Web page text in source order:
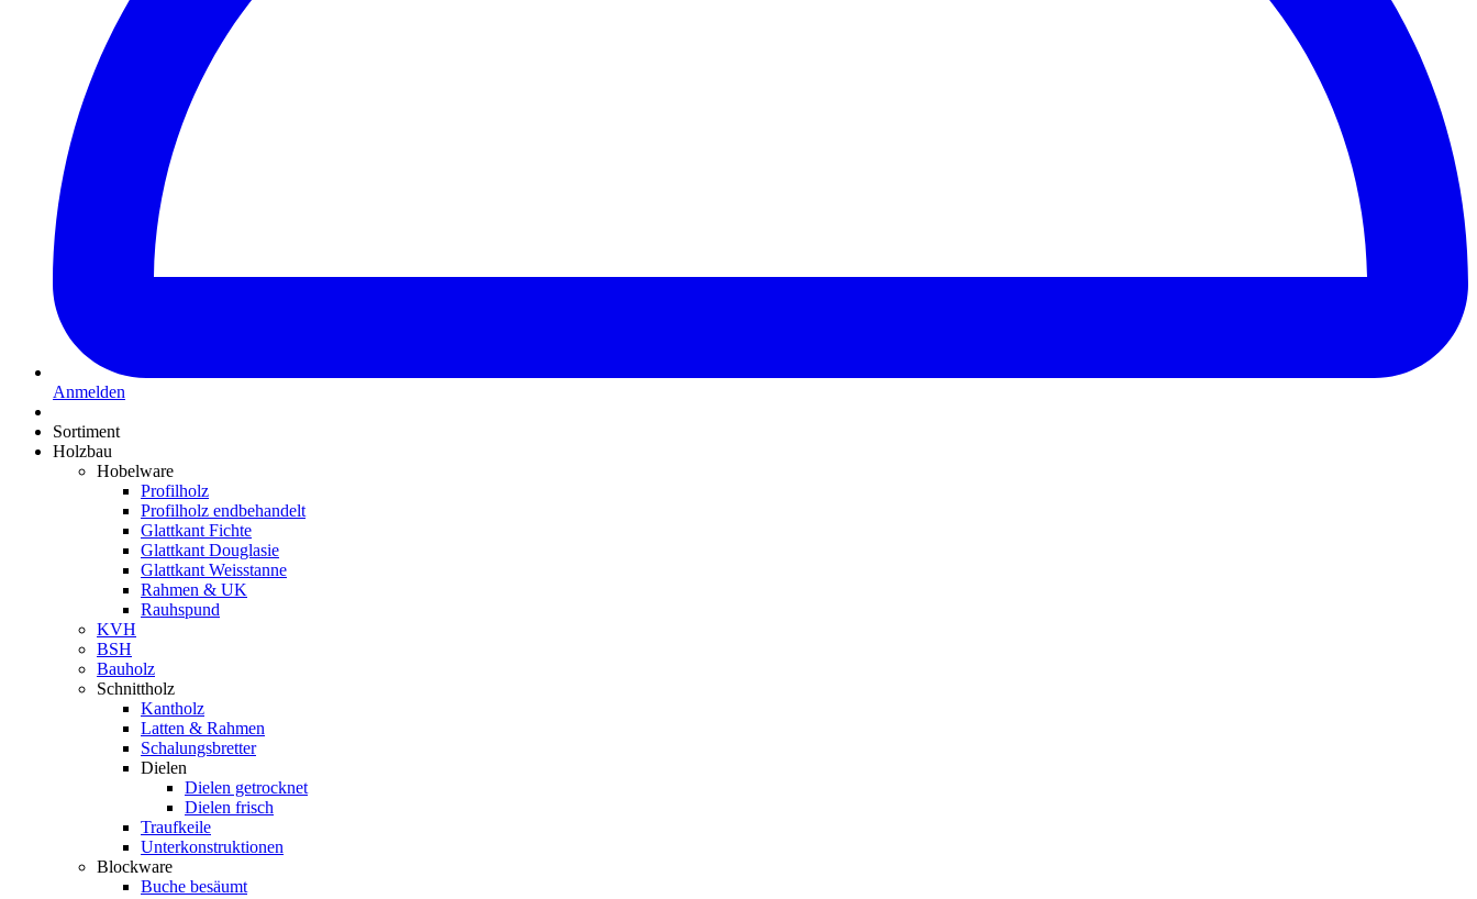
Anmelden
Sortiment
Holzbau
Hobelware
Profilholz
Profilholz endbehandelt
Glattkant Fichte
Glattkant Douglasie
Glattkant Weisstanne
Rahmen & UK
Rauhspund
KVH
BSH
Bauholz
Schnittholz
Kantholz
Latten & Rahmen
Schalungsbretter
Dielen
Dielen getrocknet
Dielen frisch
Traufkeile
Unterkonstruktionen
Blockware
Buche besäumt